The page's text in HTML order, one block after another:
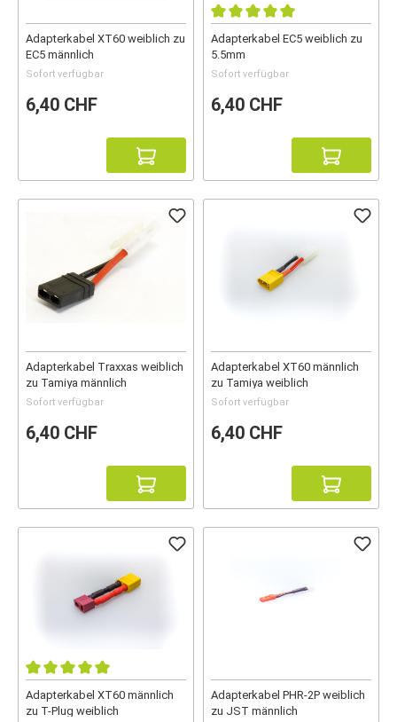
Adapterkabel XT60 weiblich zu
EC5 männlich
Sofort verfügbar
6,40 CHF
Adapterkabel EC5 weiblich zu
5.5mm
Sofort verfügbar
6,40 CHF
Adapterkabel Traxxas weiblich
zu Tamiya männlich
Sofort verfügbar
6,40 CHF
Adapterkabel XT60 männlich
zu Tamiya weiblich
Sofort verfügbar
6,40 CHF
Adapterkabel XT60 männlich
zu T-Plug weiblich
Adapterkabel PHR-2P weiblich
zu JST männlich